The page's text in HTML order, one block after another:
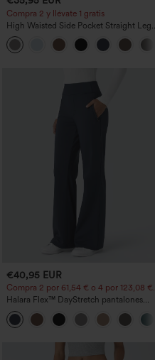
Compra 2 y llévate 1 gratis
High Waisted Side Pocket Straight Leg
Work Pants
€40,95 EUR
Compra 2 por 61,54 € o 4 por 123,08 €.
Halara Flex™ DayStretch pantalones
acampanados de trabajo de tiro medio
con bolsillo lateral con cremallera